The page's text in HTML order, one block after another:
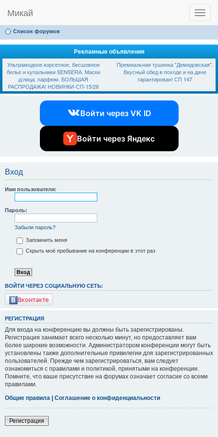
T
o
g
l
n
a
v
g
Микай
Ссылки Вход
Список форумов
Рекламные объявления
Ультрамодное корсетное, бесшовное
белье и купальники SЕNSЕRА. Маски
д/лица, парфюм. БОЛЬШАЯ
РАСПРОДАЖА! НОВИНКИ-СП-15/26
Премиальная тушенка "Демидовская".
Вкусный обед в походе и на даче
гарантирован! СП 147
Войти через VK ID
Войти через Яндекс
Вход
Имя пользователя:
Пароль:
Забыли пароль?
Запомнить меня
Скрыть моё пребывание на конференции в этот раз
ВОЙТИ ЧЕРЕЗ СОЦИАЛЬНУЮ СЕТЬ:
Вконтакте
РЕГИСТРАЦИЯ
Для входа на конференцию вы должны быть зарегистрированы.
Регистрация занимает всего несколько минут, но предоставляет вам
более широкие возможности. Администратором конференции могут быть
установлены также дополнительные привилегии для зарегистрированных
пользователей. Прежде чем зарегистрироваться, вам следует
ознакомиться с правилами и политикой, принятыми на конференции.
Помните, что ваше присутствие на форумах означает согласие со всеми
правилами.
Общие правила
Соглашение о конфиденциальности
Регистрация